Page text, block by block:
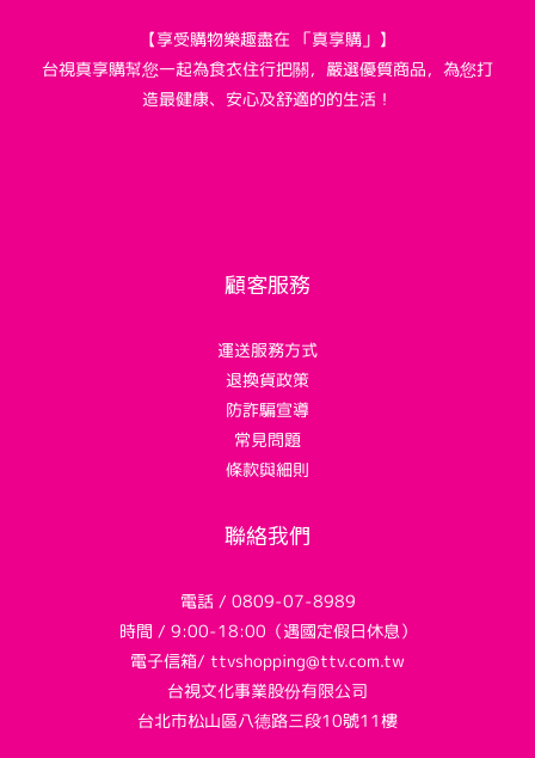
【享受購物樂趣盡在 「真享購」】
台視真享購幫您一起為食衣住行把關，嚴選優質商品，為您打
造最健康、安心及舒適的的生活！
顧客服務
運送服務方式
退換貨政策
防詐騙宣導
常見問題
條款與細則
聯絡我們
電話 / 0809-07-8989
時間 / 9:00-18:00（遇國定假日休息）
電子信箱/ ttvshopping@ttv.com.tw
台視文化事業股份有限公司
台北市松山區八德路三段10號11樓